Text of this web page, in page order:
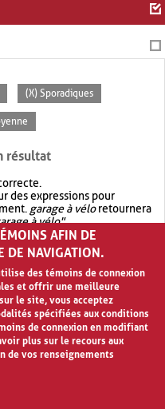
(X) Sporadiques
résultat
des expressions pour
garage à véloretournera
à vélo".
avec OR.garage OR vélo
quegarage à vélo
AFIN DE
DE NAVIGATION.
des témoins de connexion
et offrir une meilleure
le site, vous acceptez
spécifiées aux conditions
de connexion en modifiant
plus sur le recours aux
de vos renseignements